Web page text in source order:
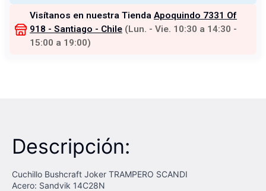
Visítanos en nuestra Tienda Apoquindo 7331 Of
918 - Santiago - Chile (Lun. - Vie. 10:30 a 14:30 -
15:00 a 19:00)
Descripción:
Cuchillo Bushcraft Joker TRAMPERO SCANDI
Acero: Sandvik 14C28N